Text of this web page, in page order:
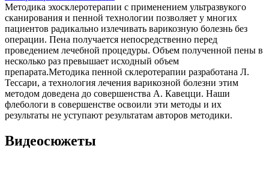
Методика эхосклеротерапии с применением ультразвукого
сканирования и пенной технологии позволяет у многих
пациентов радикально излечивать варикозную болезнь без
операции. Пена получается непосредственно перед
проведением лечебной процедуры. Объем полученной пены в
несколько раз превышает исходный объем
препарата.Методика пенной склеротерапии разработана Л.
Тессари, а технология лечения варикозной болезни этим
методом доведена до совершенства А. Кавецци. Наши
флебологи в совершенстве освоили эти методы и их
результаты не уступают результатам авторов методики.
Видеосюжеты